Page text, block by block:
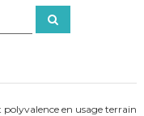
Search
polyvalence en usage terrain